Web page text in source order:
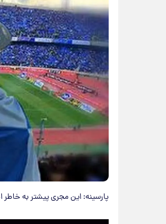
پارسینه: این مجری پیشتر به